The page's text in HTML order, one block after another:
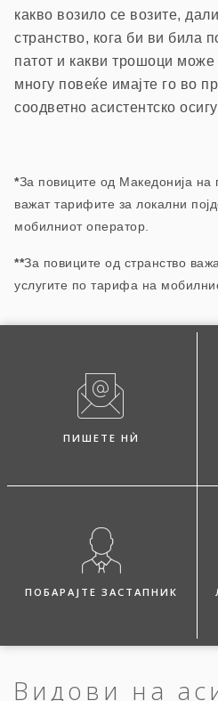
какво возило се возите,
странство, кога би ви била
патот и какви трошоци може
многу повеќе имајте го во
соодветно асистентско
*За повиците од Македонија на
важат тарифите за локални
мобилниот оператор.
**За повиците од странство
услугите по тарифа на
ПИШЕТЕ НЍ
ПОБАРАЈТЕ ЗАСТАПНИК
Видови на